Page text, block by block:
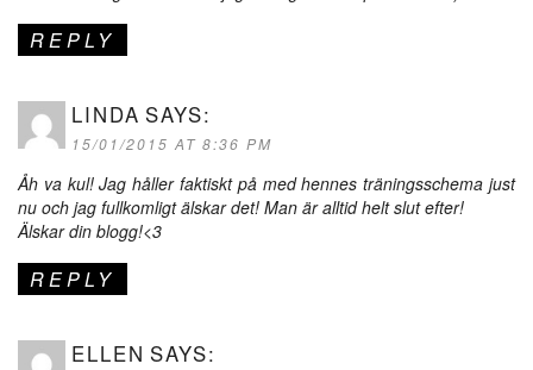
REPLY
LINDA SAYS:
15/01/2015 AT 8:36 PM
Åh va kul! Jag håller faktiskt på med hennes träningsschema just
nu och jag fullkomligt älskar det! Man är alltid helt slut efter!
Älskar din blogg!<3
REPLY
ELLEN SAYS: